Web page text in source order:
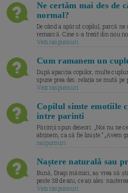
Ne certăm mai des de
normal?
De când a apărut copilul, parcă
remarcă. Cine s-a trezit din nou
Vezi raspunsuri
Cum ramanem un
După apariția copiilor, multe
spune prea des: relația se mută
Vezi raspunsuri
Copilul simte emotiile
intre parinti
Părinții spun deseori: „Noi nu ne
abținem, ca să fie liniște.” „Avem
raspunsuri
Naștere naturală sau
Bună, Dragi mămici, aș vrea să
peste 38 de ani, ce ați ales:
Vezi raspunsuri